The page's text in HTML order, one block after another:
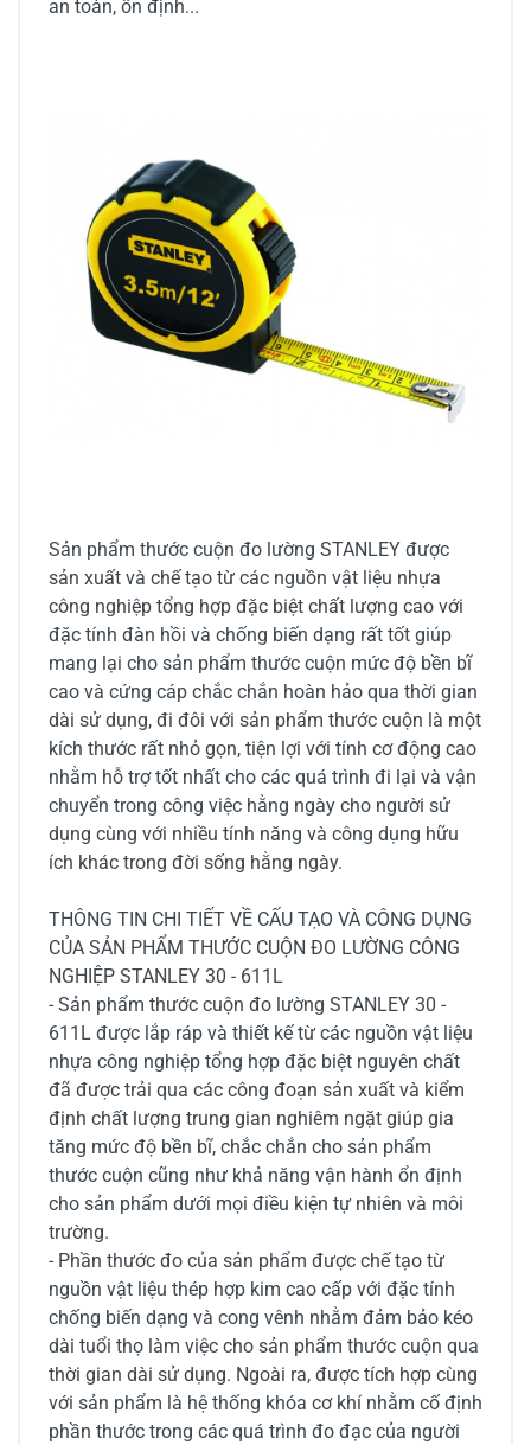
an toàn, ổn định...
Sản phẩm thước cuộn đo lường STANLEY được
sản xuất và chế tạo từ các nguồn vật liệu nhựa
công nghiệp tổng hợp đặc biệt chất lượng cao với
đặc tính đàn hồi và chống biến dạng rất tốt giúp
mang lại cho sản phẩm thước cuộn mức độ bền bĩ
cao và cứng cáp chắc chắn hoàn hảo qua thời gian
dài sử dụng, đi đôi với sản phẩm thước cuộn là một
kích thước rất nhỏ gọn, tiện lợi với tính cơ động cao
nhằm hỗ trợ tốt nhất cho các quá trình đi lại và vận
chuyển trong công việc hằng ngày cho người sử
dụng cùng với nhiều tính năng và công dụng hữu
ích khác trong đời sống hằng ngày.
THÔNG TIN CHI TIẾT VỀ CẤU TẠO VÀ CÔNG DỤNG
CỦA SẢN PHẨM THƯỚC CUỘN ĐO LƯỜNG CÔNG
NGHIỆP STANLEY 30 - 611L
- Sản phẩm thước cuộn đo lường STANLEY 30 -
611L được lắp ráp và thiết kế từ các nguồn vật liệu
nhựa công nghiệp tổng hợp đặc biệt nguyên chất
đã được trải qua các công đoạn sản xuất và kiểm
định chất lượng trung gian nghiêm ngặt giúp gia
tăng mức độ bền bĩ, chắc chắn cho sản phẩm
thước cuộn cũng như khả năng vận hành ổn định
cho sản phẩm dưới mọi điều kiện tự nhiên và môi
trường.
- Phần thước đo của sản phẩm được chế tạo từ
nguồn vật liệu thép hợp kim cao cấp với đặc tính
chống biến dạng và cong vênh nhằm đảm bảo kéo
dài tuổi thọ làm việc cho sản phẩm thước cuộn qua
thời gian dài sử dụng. Ngoài ra, được tích hợp cùng
với sản phẩm là hệ thống khóa cơ khí nhằm cố định
phần thước trong các quá trình đo đạc của người